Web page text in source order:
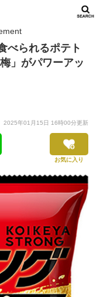
べられるポテト
」がパワーアッ
2025年01月15日 16時00分更新
お気に入り